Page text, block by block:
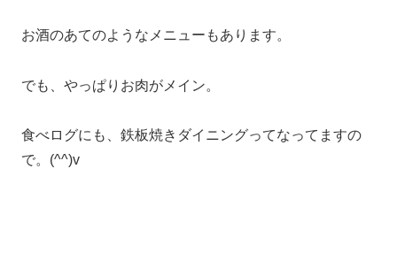
お酒のあてのようなメニューもあります。
でも、やっぱりお肉がメイン。
食べログにも、鉄板焼きダイニングってなってますの
で。(^^)v